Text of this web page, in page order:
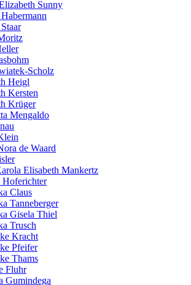
Sunny
Scholz
Heigl
Kersten
Krüger
Mengaldo
de Waard
Elisabeth Mankertz
Hoferichter
Claus
Tanneberger
Gisela Thiel
Trusch
Kracht
Pfeifer
Thams
Fluhr
Gumindega